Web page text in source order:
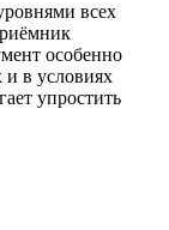
всех
особенно
и в условиях
упростить